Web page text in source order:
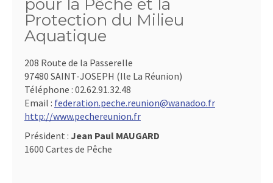
pour la Pêche et la
Protection du Milieu
Aquatique
208 Route de la Passerelle
97480 SAINT-JOSEPH (Ile La Réunion)
Téléphone : 02.62.91.32.48
Email : federation.peche.reunion@wanadoo.fr
http://www.pechereunion.fr
Président : Jean Paul MAUGARD
1600 Cartes de Pêche